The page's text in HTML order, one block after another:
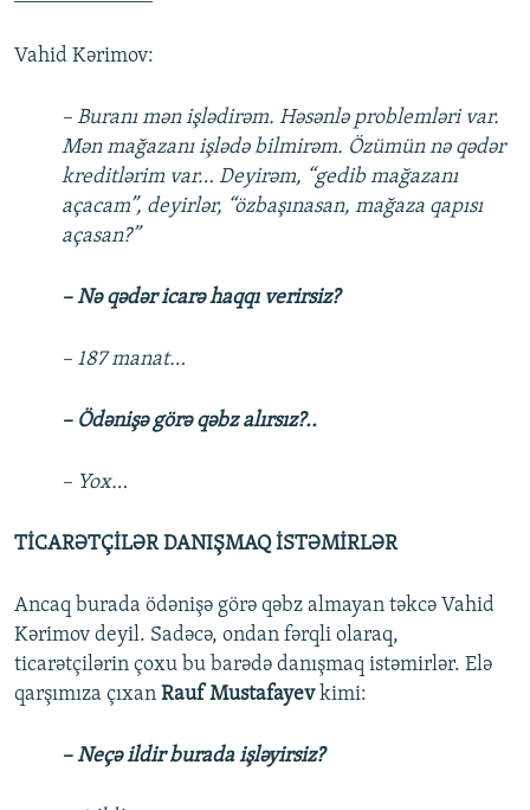
Vahid Kərimov:
– Buranı mən işlədirəm. Həsənlə problemləri var.
Mən mağazanı işlədə bilmirəm. Özümün nə qədər
kreditlərim var… Deyirəm, “gedib mağazanı
açacam”, deyirlər, “özbaşınasan, mağaza qapısı
açasan?”
– Nə qədər icarə haqqı verirsiz?
– 187 manat…
– Ödənişə görə qəbz alırsız?..
– Yox…
TİCARƏTÇİLƏR DANIŞMAQ İSTƏMİRLƏR
Ancaq burada ödənişə görə qəbz almayan təkcə Vahid
Kərimov deyil. Sadəcə, ondan fərqli olaraq,
ticarətçilərin çoxu bu barədə danışmaq istəmirlər. Elə
qarşımıza çıxan Rauf Mustafayevkimi:
– Neçə ildir burada işləyirsiz?